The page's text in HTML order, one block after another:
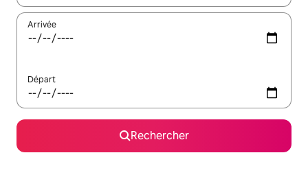
Arrivée
Départ
Rechercher